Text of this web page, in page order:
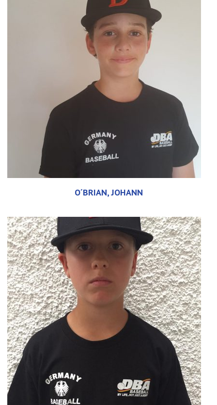
O´BRIAN, JOHANN